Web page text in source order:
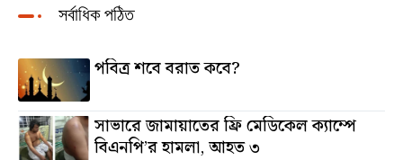
সর্বাধিক পঠিত
পবিত্র শবে বরাত কবে?
সাভারে জামায়াতের ফ্রি মেডিকেল ক্যাম্পে
বিএনপি’র হামলা, আহত ৩